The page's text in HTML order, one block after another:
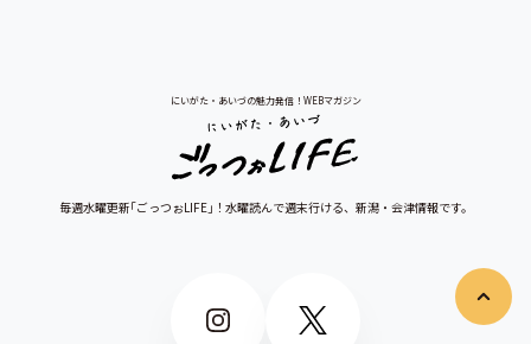
にいがた・あいづの魅力発信！WEBマガジン
毎週水曜更新｢ごっつぉLIFE｣！水曜読んで週末行ける、 新潟・会津情報です。